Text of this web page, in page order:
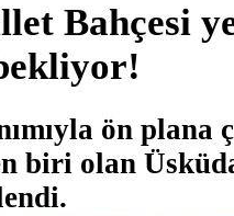
Bahçesi
ön plana
biri olan